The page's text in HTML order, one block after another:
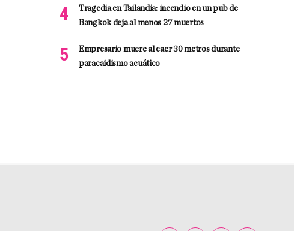
Tragedia en Tailandia: incendio en un pub de
Bangkok deja al menos 27 muertos
Empresario muere al caer 30 metros durante
paracaidismo acuático